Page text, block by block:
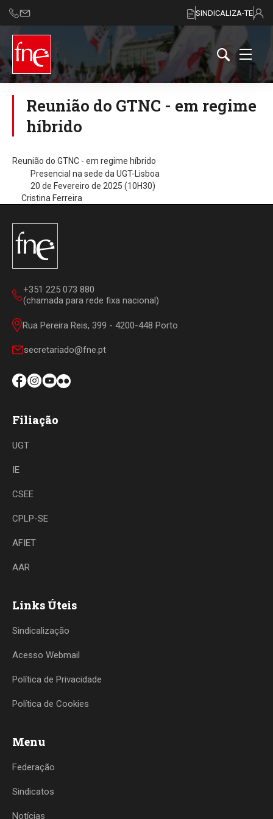
SINDICALIZA-TE
Reunião do GTNC - em regime
híbrido
Reunião do GTNC - em regime híbrido
Presencial na sede da UGT-Lisboa
20 de Fevereiro de 2025 (10H30)
Cristina Ferreira
+351 225 073 880
(chamada para rede fixa nacional)
Rua Pereira Reis, 399 - 4200-448 Porto
secretariado@fne.pt
Filiação
UGT
IE
CSEE
CPLP-SE
AFIET
AAR
Links Úteis
Sindicalização
Acesso Webmail
Política de Privacidade
Política de Cookies
Menu
Federação
Sindicatos
Notícias